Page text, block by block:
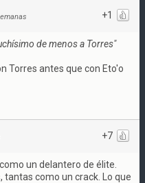
+1
de menos a Torres"
Torres antes que con Eto'o
+7
un delantero de élite.
como un crack. Lo que